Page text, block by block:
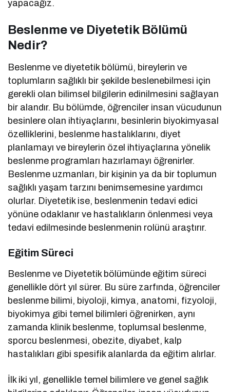
yapacağız.
Beslenme ve Diyetetik Bölümü
Nedir?
Beslenme ve diyetetik bölümü, bireylerin ve
toplumların sağlıklı bir şekilde beslenebilmesi için
gerekli olan bilimsel bilgilerin edinilmesini sağlayan
bir alandır. Bu bölümde, öğrenciler insan vücudunun
besinlere olan ihtiyaçlarını, besinlerin biyokimyasal
özelliklerini, beslenme hastalıklarını, diyet
planlamayı ve bireylerin özel ihtiyaçlarına yönelik
beslenme programları hazırlamayı öğrenirler.
Beslenme uzmanları, bir kişinin ya da bir toplumun
sağlıklı yaşam tarzını benimsemesine yardımcı
olurlar. Diyetetik ise, beslenmenin tedavi edici
yönüne odaklanır ve hastalıkların önlenmesi veya
tedavi edilmesinde beslenmenin rolünü araştırır.
Eğitim Süreci
Beslenme ve Diyetetik bölümünde eğitim süreci
genellikle dört yıl sürer. Bu süre zarfında, öğrenciler
beslenme bilimi, biyoloji, kimya, anatomi, fizyoloji,
biyokimya gibi temel bilimleri öğrenirken, aynı
zamanda klinik beslenme, toplumsal beslenme,
sporcu beslenmesi, obezite, diyabet, kalp
hastalıkları gibi spesifik alanlarda da eğitim alırlar.
İlk iki yıl, genellikle temel bilimlere ve genel sağlık